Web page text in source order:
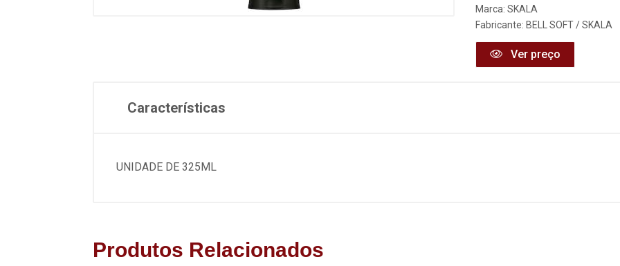
Marca: SKALA
Fabricante: BELL SOFT / SKALA
Ver preço
Características
UNIDADE DE 325ML
Produtos Relacionados